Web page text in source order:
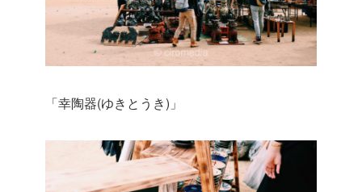
「幸陶器(ゆきとうき)」